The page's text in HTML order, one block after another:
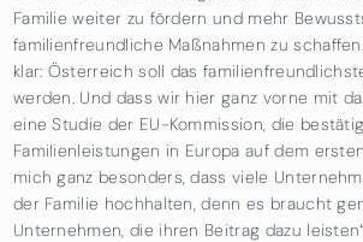
Familie weiter zu fördern und mehr
familienfreundliche Maßnahmen zu
klar: Österreich soll das
werden. Und dass wir hier ganz vorne mit
eine Studie der EU-Kommission, die
Familienleistungen in Europa auf dem
mich ganz besonders, dass viele
der Familie hochhalten, denn es braucht
Unternehmen, die ihren Beitrag dazu